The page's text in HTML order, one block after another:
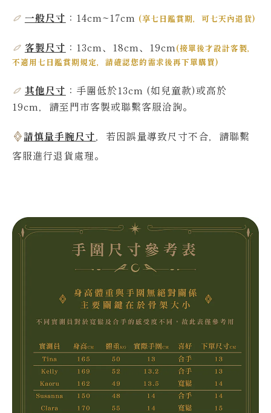
一般尺寸 ：14cm~17cm (享七日鑑賞期，可七天內退貨)
客製尺寸 ：13cm、18cm、19cm (接單後才設計客製，
不適用七日鑑賞期規定，請確認您的需求後再下單購買)
其他尺寸 ： 手圍低於13cm (如兒童款)或高於
19cm，請至門市客製或聯繫客服洽詢。
請慎量手腕尺寸，若因誤量導致尺寸不合，請聯繫
客服進行退貨處理。